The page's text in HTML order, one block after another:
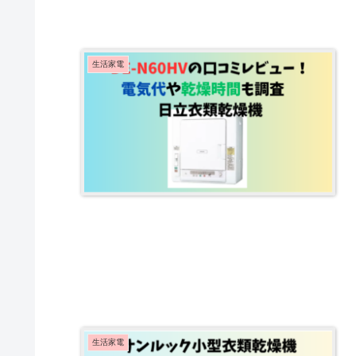
生活家電
生活家電